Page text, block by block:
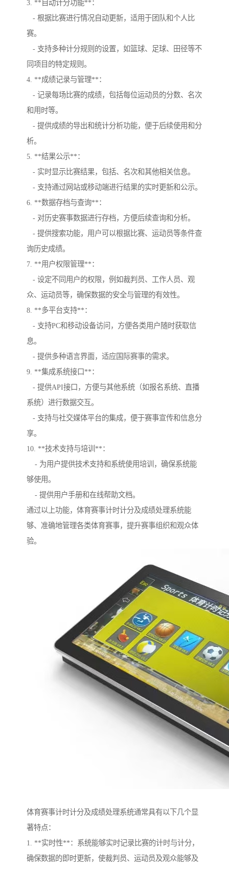
3. **自动计分功能**：
- 根据比赛进行情况自动更新，适用于团队和个人比
赛。
- 支持多种计分规则的设置，如篮球、足球、田径等不
同项目的特定规则。
4. **成绩记录与管理**：
- 记录每场比赛的成绩，包括每位运动员的分数、名次
和用时等。
- 提供成绩的导出和统计分析功能，便于后续使用和分
析。
5. **结果公示**：
- 实时显示比赛结果，包括、名次和其他相关信息。
- 支持通过网站或移动端进行结果的实时更新和公示。
6. **数据存档与查询**：
- 对历史赛事数据进行存档，方便后续查询和分析。
- 提供搜索功能，用户可以根据比赛、运动员等条件查
询历史成绩。
7. **用户权限管理**：
- 设定不同用户的权限，例如裁判员、工作人员、观
众、运动员等，确保数据的安全与管理的有效性。
8. **多平台支持**：
- 支持PC和移动设备访问，方便各类用户随时获取信
息。
- 提供多种语言界面，适应国际赛事的需求。
9. **集成系统接口**：
- 提供API接口，方便与其他系统（如报名系统、直播
系统）进行数据交互。
- 支持与社交媒体平台的集成，便于赛事宣传和信息分
享。
10. **技术支持与培训**：
- 为用户提供技术支持和系统使用培训，确保系统能
够使用。
- 提供用户手册和在线帮助文档。
通过以上功能，体育赛事计时计分及成绩处理系统能
够、准确地管理各类体育赛事，提升赛事组织和观众体
验。
体育赛事计时计分及成绩处理系统通常具有以下几个显
著特点：
1. **实时性**：系统能够实时记录比赛的计时与计分，
确保数据的即时更新，使裁判员、运动员及观众能够及